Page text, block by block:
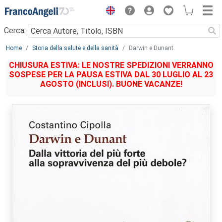
Menu
Cerca:
Main content
Home Storia della salute e della sanità Darwin e Dunant.
CHIUSURA ESTIVA: LE NOSTRE SPEDIZIONI VERRANNO
SOSPESE PER LA PAUSA ESTIVA DAL 30 LUGLIO AL 23
AGOSTO (INCLUSI). BUONE VACANZE!